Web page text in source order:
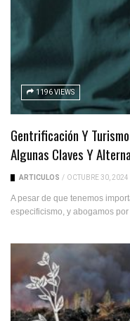
1196 VIEWS
Gentrificación Y
Algunas Claves Y
ARTICULOS / OCTUBRE 30, 2024
A pesar de que tenemos
especificismo, y abogamos